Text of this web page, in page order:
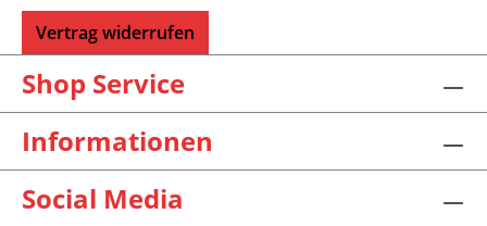
Vertrag widerrufen
Shop Service
Informationen
Social Media